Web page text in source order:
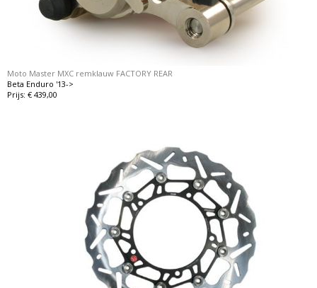
Moto Master MXC remklauw FACTORY REAR
Beta Enduro '13->
Prijs: € 439,00